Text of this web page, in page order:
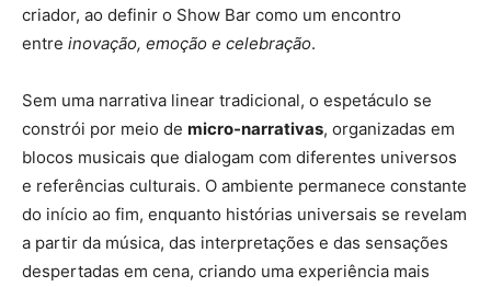
criador, ao definir o Show Bar como um encontro
entre inovação, emoção e celebração.
Sem uma narrativa linear tradicional, o espetáculo se
constrói por meio de micro-narrativas, organizadas em
blocos musicais que dialogam com diferentes universos
e referências culturais. O ambiente permanece constante
do início ao fim, enquanto histórias universais se revelam
a partir da música, das interpretações e das sensações
despertadas em cena, criando uma experiência mais